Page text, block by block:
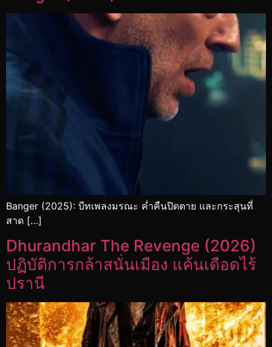
Banger (2025): บีทเพลงมรณะ ค่ำคืนปิดตาย และกระสุนที่
สาด […]
Dhurandhar The Revenge (2026)
ปฏิบัติการกล้าสนั่นเมือง แค้นเดือดไร้
ปรานี